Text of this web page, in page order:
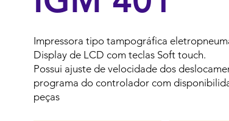
Impressora tipo tampográfica
Display de LCD com teclas Soft touch.
Possui ajuste de velocidade dos
programa do controlador com
peças